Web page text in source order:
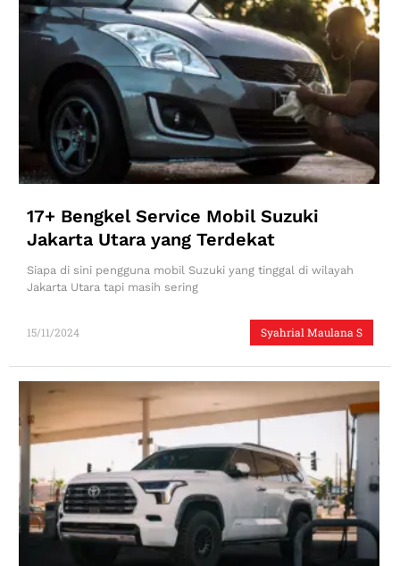
17+ Bengkel Service Mobil Suzuki
Jakarta Utara yang Terdekat
Syahrial Maulana S
15/11/2024
Siapa di sini pengguna mobil Suzuki yang tinggal di wilayah
Jakarta Utara tapi masih sering